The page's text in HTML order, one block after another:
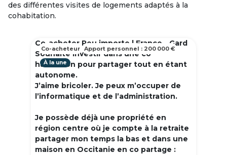
des différentes visites de logements adaptés à la
cohabitation.
Co-acheter Peu importe | France - Gard
Souhaite investir dans une co
habitation pour partager tout en étant
autonome.
J’aime bricoler. Je peux m’occuper de
l’informatique et de l’administration.
Je possède déjà une propriété en
région centre où je compte à la retraite
partager mon temps la bas et dans une
maison en Occitanie en co partage :
À la une
Co-acheteur Apport personnel : 200 000 €